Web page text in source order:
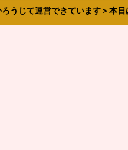
じて運営できています＞本